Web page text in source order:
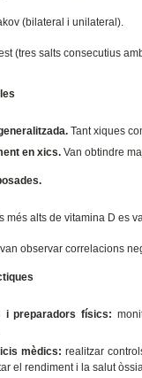
(bilateral i unilateral).
(tres salts consecutius
Tant xiques
en xics. Van obtindre
més alts de vitamina D es
van observar correlacions
i preparadors físics:
mèdics: realitzar
el rendiment i la salut òssia.